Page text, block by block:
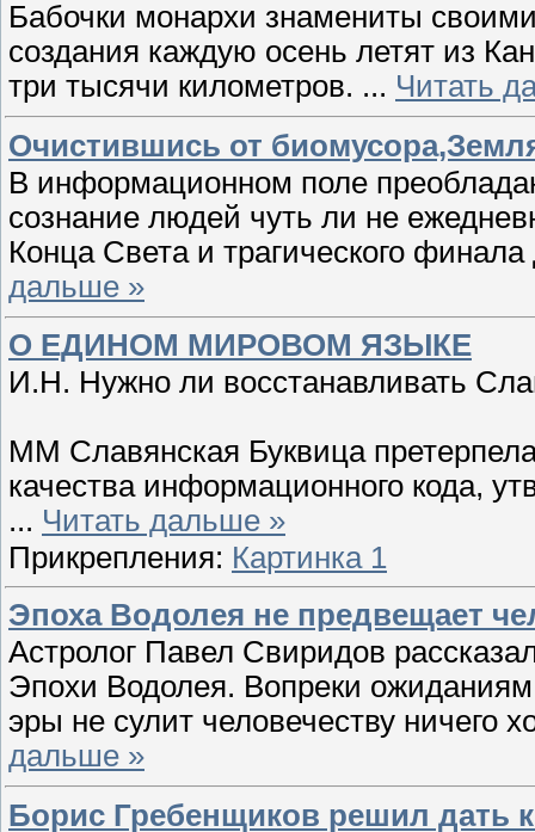
Бабочки монархи знамениты
создания каждую осень летят из
три тысячи километров. ... Читать
Очистившись от
В информационном поле
сознание людей чуть ли не
Конца Света и трагического
дальше »
О ЕДИНОМ МИРОВОМ ЯЗЫКЕ
И.Н. Нужно ли восстанавливать
ММ Славянская Буквица
качества информационного кода,
... Читать дальше »
Прикрепления: Картинка 1
Эпоха Водолея не предвещает
Астролог Павел Свиридов
Эпохи Водолея. Вопреки
эры не сулит человечеству ничего
дальше »
Борис Гребенщиков решил дать